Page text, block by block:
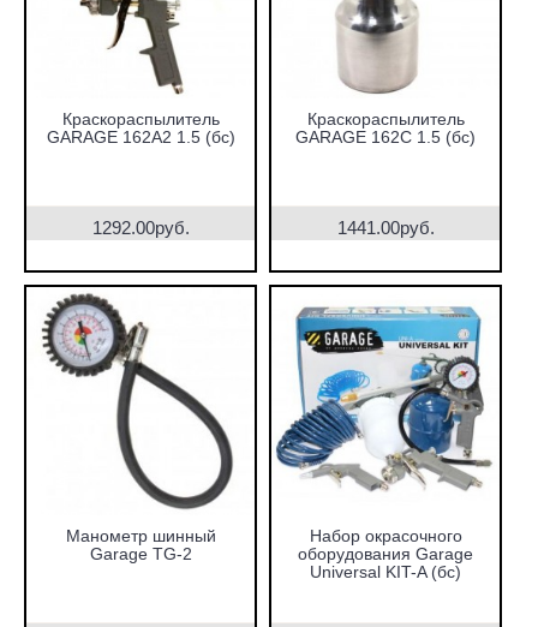
Краскораспылитель
GARAGE 162А2 1.5 (бс)
1292.00руб.
Краскораспылитель
GARAGE 162С 1.5 (бс)
1441.00руб.
Манометр шинный
Garage TG-2
Набор окрасочного
оборудования Garage
Universal KIT-A (бс)